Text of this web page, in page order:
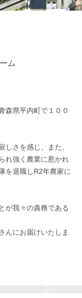
ム
森県平内町で１００
さを感じ、また、
れ強く農業に惹かれ
を退職しR2年農家に
が我々の責務である
んにお届けいたしま